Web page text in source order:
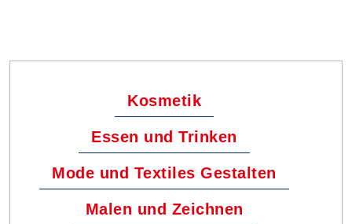
Kosmetik
Essen und Trinken
Mode und Textiles Gestalten
Malen und Zeichnen